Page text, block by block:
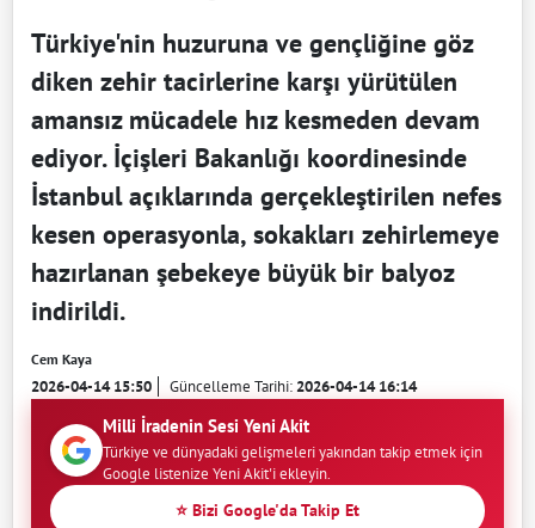
Türkiye'nin huzuruna ve gençliğine göz
diken zehir tacirlerine karşı yürütülen
amansız mücadele hız kesmeden devam
ediyor. İçişleri Bakanlığı koordinesinde
İstanbul açıklarında gerçekleştirilen nefes
kesen operasyonla, sokakları zehirlemeye
hazırlanan şebekeye büyük bir balyoz
indirildi.
Cem Kaya
2026-04-14 15:50 Güncelleme Tarihi:2026-04-14 16:14
Milli İradenin Sesi Yeni Akit
Türkiye ve dünyadaki gelişmeleri yakından takip etmek için
Google listenize Yeni Akit'i ekleyin.
⭐ Bizi Google'da Takip Et